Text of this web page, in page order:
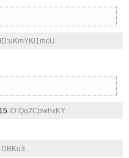
ID:uKmYKi1mcU
ID:Qq2CpwhxKY